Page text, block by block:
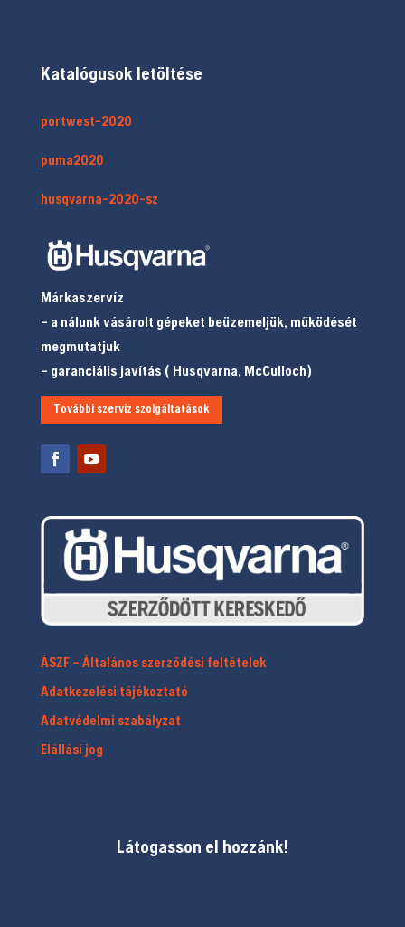
Katalógusok letöltése
portwest-2020
puma2020
husqvarna-2020-sz
Márkaszervíz
– a nálunk vásárolt gépeket beüzemeljük, működését
megmutatjuk
– garanciális javítás ( Husqvarna, McCulloch)
További szerviz szolgáltatások
ÁSZF – Általános szerződési feltételek
Adatkezelési tájékoztató
Adatvédelmi szabályzat
Elállási jog
Látogasson el hozzánk!